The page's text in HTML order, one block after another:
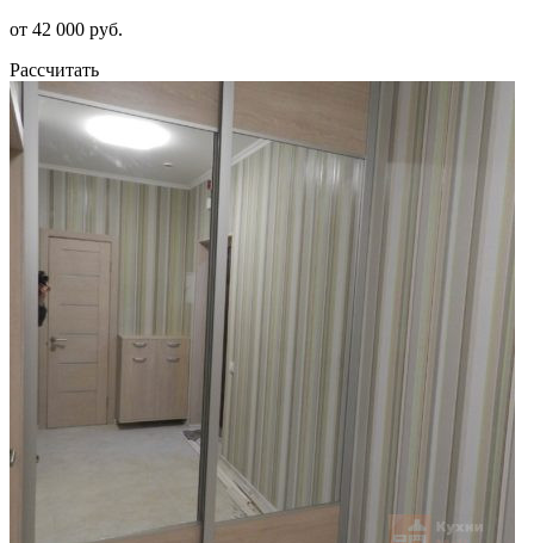
от 42 000 руб.
Рассчитать